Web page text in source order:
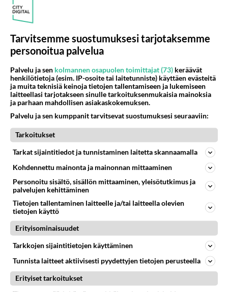
ajovalot, jotka osoittautuvatkin vain seisottavan
auton valoiksi.
Äänestä Kommentoi
Tarvitsemme suostumuksesi tarjotaksemme
personoitua palvelua
Palvelu ja sen kolmannen osapuolen toimittajat (73) keräävät
henkilötietoja (esim. IP-osoite tai laitetunniste) käyttäen evästeitä
ja muita teknisiä keinoja tietojen tallentamiseen ja lukemiseen
laitteellasi tarjotakseen sinulle tarkoituksenmukaisia mainoksia
ja parhaan mahdollisen asiakaskokemuksen.
Palvelu ja sen kumppanit tarvitsevat suostumuksesi seuraaviin:
Tarkoitukset
Tarkat sijaintitiedot ja tunnistaminen laitetta skannaamalla
Kohdennettu mainonta ja mainonnan mittaaminen
Personoitu sisältö, sisällön mittaaminen, yleisötutkimus ja
palvelujen kehittäminen
Tietojen tallentaminen laitteelle ja/tai laitteella olevien
tietojen käyttö
Erityisominaisuudet
Tarkkojen sijaintitietojen käyttäminen
Tunnista laitteet aktiivisesti pyydettyjen tietojen perusteella
Erityiset tarkoitukset